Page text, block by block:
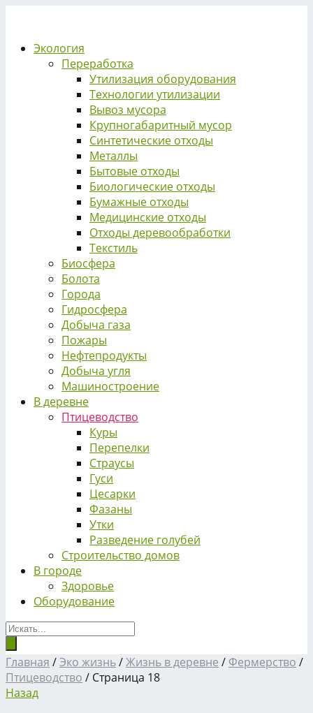
Экология
Переработка
Утилизация оборудования
Технологии утилизации
Вывоз мусора
Крупногабаритный мусор
Синтетические отходы
Металлы
Бытовые отходы
Биологические отходы
Бумажные отходы
Медицинские отходы
Отходы деревообработки
Текстиль
Биосфера
Болота
Города
Гидросфера
Добыча газа
Пожары
Нефтепродукты
Добыча угля
Машиностроение
В деревне
Птицеводство
Куры
Перепелки
Страусы
Гуси
Цесарки
Фазаны
Утки
Разведение голубей
Строительство домов
В городе
Здоровье
Оборудование
Главная /Эко жизнь/Жизнь в деревне / Фермерство /
Птицеводство / Страница 18
Назад